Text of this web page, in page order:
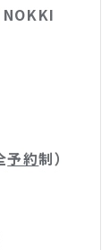
予約制）